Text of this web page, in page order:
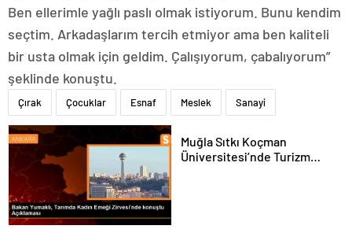
Ben ellerimle yağlı paslı olmak istiyorum. Bunu kendim
seçtim. Arkadaşlarım tercih etmiyor ama ben kaliteli
bir usta olmak için geldim. Çalışıyorum, çabalıyorum”
şeklinde konuştu.
Çırak Çocuklar Esnaf Meslek Sanayi
Muğla Sıtkı Koçman
Üniversitesi’nde Turizm